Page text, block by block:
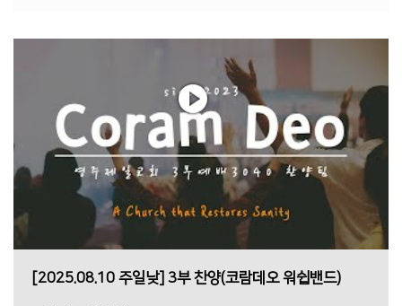
[2025.08.10 주일낮] 3부 찬양(코람데오 워쉽밴드)